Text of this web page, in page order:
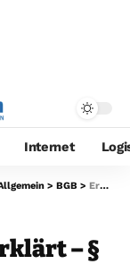
Internet
> BGB > Erbbaurecht einfach erklärt – § 1173 BGB
– §